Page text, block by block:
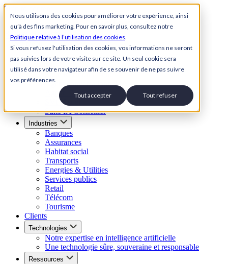
Nous utilisons des cookies pour améliorer votre expérience, ainsi
qu’à des fins marketing. Pour en savoir plus, consultez notre
Politique relative à l’utilisation des cookies.
Si vous refusez l'utilisation des cookies, vos informations ne seront
pas suivies lors de votre visite sur ce site. Un seul cookie sera
utilisé dans votre navigateur afin de se souvenir de ne pas suivre
vos préférences.
Tout accepter Tout refuser
Skip to content
Back to Homepage
Open menu
Suite Relation Client IA
Agent conversationnel IA
Agent IA vocal
SVI Visuel
Suite IA Conseiller
Industries
Banques
Assurances
Habitat social
Transports
Energies & Utilities
Services publics
Retail
Télécom
Tourisme
Clients
Technologies
Notre expertise en intelligence artificielle
Une technologie sûre, souveraine et responsable
Ressources